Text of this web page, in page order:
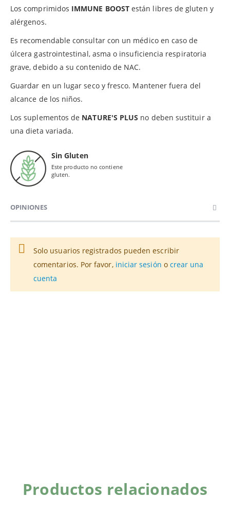
Los comprimidos IMMUNE BOOSTestán libres de gluten y
alérgenos.
Es recomendable consultar con un médico en caso de
úlcera gastrointestinal, asma o insuficiencia respiratoria
grave, debido a su contenido de NAC.
Guardar en un lugar seco y fresco. Mantener fuera del
alcance de los niños.
Los suplementos de NATURE'S PLUS no deben sustituir a
una dieta variada.
Sin Gluten
Este producto no contiene
gluten.
OPINIONES
Solo usuarios registrados pueden escribir
comentarios. Por favor, iniciar sesión o crear una
cuenta
Productos relacionados